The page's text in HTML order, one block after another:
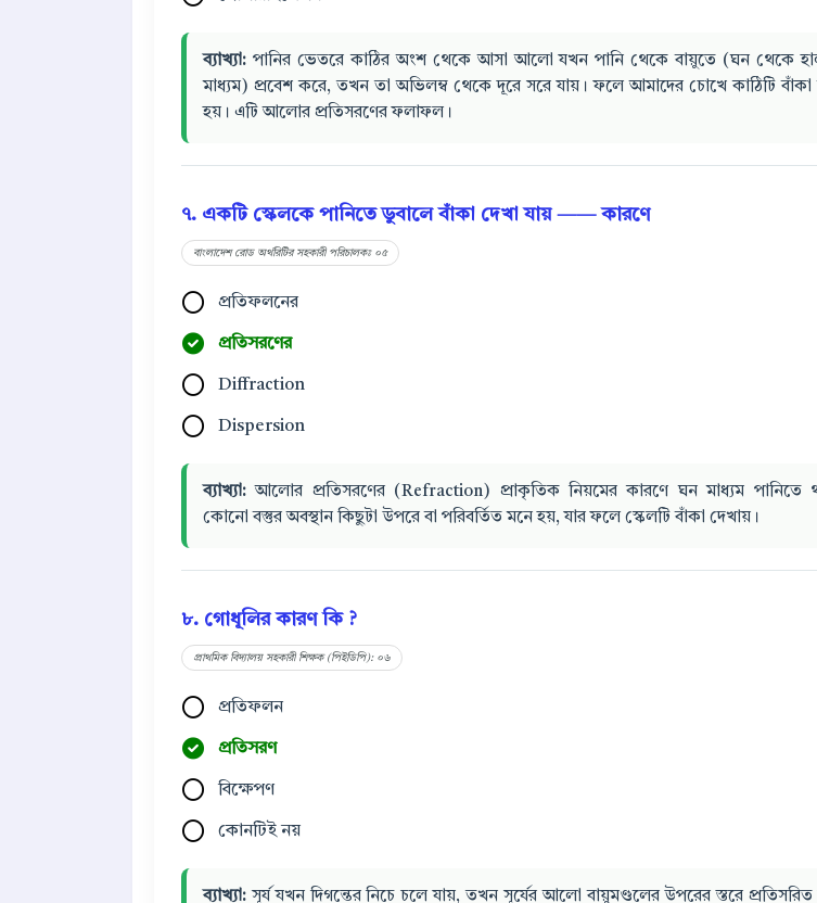
ব্যাখ্যা: পানির ভেতরে কাঠির অংশ থেকে আসা আলো যখন পানি থেকে বায়ুতে (ঘন থেকে
মাধ্যম) প্রবেশ করে, তখন তা অভিলম্ব থেকে দূরে সরে যায়। ফলে আমাদের চোখে কাঠিটি বাঁকা
হয়। এটি আলোর প্রতিসরণের ফলাফল।
৭. একটি স্কেলকে পানিতে ডুবালে বাঁকা দেখা যায় —— কারণে
বাংলাদেশ রোড অর্থরিটির সহকারী পরিচালকঃ ০৫
প্রতিফলনের
প্রতিসরণের
Diffraction
Dispersion
ব্যাখ্যা: আলোর প্রতিসরণের (Refraction) প্রাকৃতিক নিয়মের কারণে ঘন মাধ্যম পানিতে
কোনো বস্তুর অবস্থান কিছুটা উপরে বা পরিবর্তিত মনে হয়, যার ফলে স্কেলটি বাঁকা দেখায়।
৮. গোধূলির কারণ কি ?
প্রাথমিক বিদ্যালয় সহকারী শিক্ষক (পিইডিপি): ০৬
প্রতিফলন
প্রতিসরণ
বিক্ষেপণ
কোনটিই নয়
ব্যাখ্যা: সূর্য যখন দিগন্তের নিচে চলে যায়, তখন সূর্যের আলো বায়ুমণ্ডলের উপরের স্তরে প্রতিসরিত